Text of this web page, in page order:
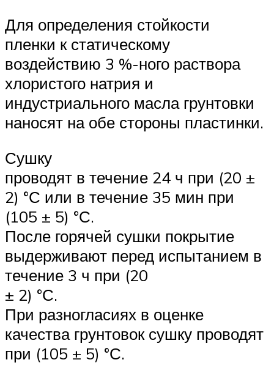
Для определения стойкости
пленки к статическому
воздействию 3 %-ного раствора
хлористого натрия и
индустриального масла грунтовки
наносят на обе стороны пластинки.
Сушку
проводят в течение 24 ч при (20 ±
2) °С или в течение 35 мин при
(105 ± 5) °С.
После горячей сушки покрытие
выдерживают перед испытанием в
течение 3 ч при (20
± 2) °С.
При разногласиях в оценке
качества грунтовок сушку проводят
при (105 ± 5) °С.